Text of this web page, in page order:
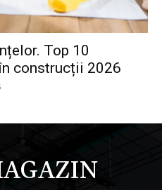
Top 10
construcții 2026